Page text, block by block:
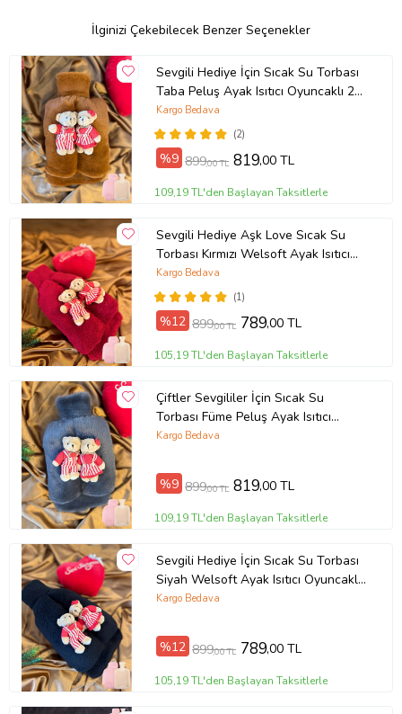
İlginizi Çekebilecek Benzer Seçenekler
Sevgili Hediye İçin Sıcak Su Torbası
Taba Peluş Ayak Isıtıcı Oyuncaklı 2
Lt Beraber
(2)
Kargo Bedava
%9 899,00 TL 819,00 TL
109,19 TL'den Başlayan Taksitlerle
Sevgili Hediye Aşk Love Sıcak Su
Torbası Kırmızı Welsoft Ayak Isıtıcı
Oyuncaklı 2 Lt Beraber
(1)
Kargo Bedava
%12 899,00 TL 789,00 TL
105,19 TL'den Başlayan Taksitlerle
Çiftler Sevgililer İçin Sıcak Su
Torbası Füme Peluş Ayak Isıtıcı
Oyuncaklı 2 Litre ile Beraber
Kargo Bedava
%9 899,00 TL 819,00 TL
109,19 TL'den Başlayan Taksitlerle
Sevgili Hediye İçin Sıcak Su Torbası
Siyah Welsoft Ayak Isıtıcı Oyuncaklı
2 Lt Beraber
Kargo Bedava
%12 899,00 TL 789,00 TL
105,19 TL'den Başlayan Taksitlerle